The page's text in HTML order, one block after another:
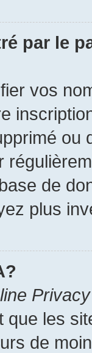
par le
vos
de
plus
que les
de